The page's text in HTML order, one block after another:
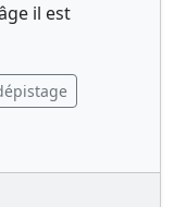
il est